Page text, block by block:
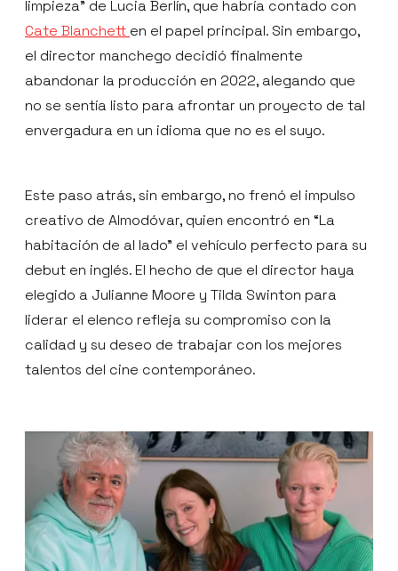
limpieza” de Lucia Berlín, que habría contado con
Cate Blanchett en el papel principal. Sin embargo,
el director manchego decidió finalmente
abandonar la producción en 2022, alegando que
no se sentía listo para afrontar un proyecto de tal
envergadura en un idioma que no es el suyo.
Este paso atrás, sin embargo, no frenó el impulso
creativo de Almodóvar, quien encontró en “La
habitación de al lado” el vehículo perfecto para su
debut en inglés. El hecho de que el director haya
elegido a Julianne Moore y Tilda Swinton para
liderar el elenco refleja su compromiso con la
calidad y su deseo de trabajar con los mejores
talentos del cine contemporáneo.